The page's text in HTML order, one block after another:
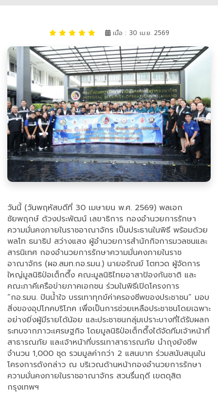
เมื่อ : 30 เม.ย. 2569
วันนี้ (วันพฤหัสบดีที่ 30 เมษายน พ.ศ. 2569) พลเอก
ชัยพฤกษ์ ด้วงประพัฒน์ เลขาธิการ กองอำนวยการรักษา
ความมั่นคงภายในราชอาณาจักร เป็นประธานในพิธี พร้อมด้วย
พลโท ธนาธิป สว่างแสง ผู้อำนวยการสำนักกิจการมวลชนและ
สารนิเทศ กองอำนวยการรักษาความมั่นคงภายในราช
อาณาจักร (ผอ.สมท.กอ.รมน.) นายอรัณย์ โตทวด ผู้จัดการ
ใหญ่มูลนิธิป่อเต็กตึ๊ง คณะมูลนิธิไทยอาสาป้องกันชาติ และ
คณะภาคีเครือข่ายภาคเอกชน ร่วมในพิธีเปิดโครงการ
“กอ.รมน. ปันน้ำใจ บรรเทาทุกข์ค่าครองชีพของประชาชน” มอบ
สิ่งของอุปโภคบริโภค เพื่อเป็นการช่วยเหลือประชาชนโดยเฉพาะ
อย่างยิ่งผู้มีรายได้น้อย และประชาชนกลุ่มเปราะบางที่ได้รับผลก
ระทบจากภาวะเศรษฐกิจ โดยมูลนิธิป่อเต็กตึ๊งได้จัดทีมเจ้าหน้าที่
สาธารณภัย และเจ้าหน้าที่บรรเทาสาธารณภัย นำถุงยังชีพ
จำนวน 1,000 ชุด รวมมูลค่ากว่า 2 แสนบาท ร่วมสนับสนุนใน
โครงการดังกล่าว ณ บริเวณด้านหน้ากองอำนวยการรักษา
ความมั่นคงภายในราชอาณาจักร สวนรื่นฤดี เขตดุสิต
กรุงเทพฯ